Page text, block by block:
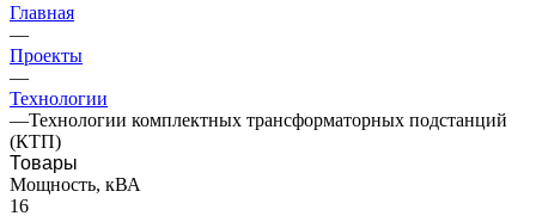
Главная
—
Проекты
—
Технологии
—Технологии комплектных трансформаторных подстанций
(КТП)
Товары
Мощность, кВА
16